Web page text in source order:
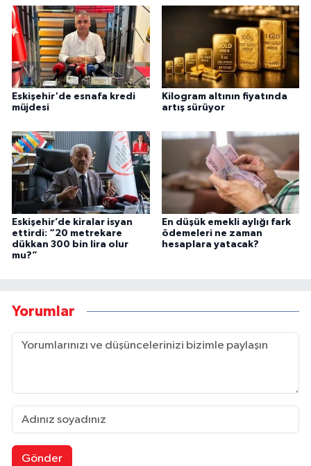
Eskişehir'de esnafa kredi
müjdesi
Kilogram altının fiyatında
artış sürüyor
Eskişehir’de kiralar isyan
ettirdi: “20 metrekare
dükkan 300 bin lira olur
mu?”
En düşük emekli aylığı fark
ödemeleri ne zaman
hesaplara yatacak?
Yorumlar
Gönder